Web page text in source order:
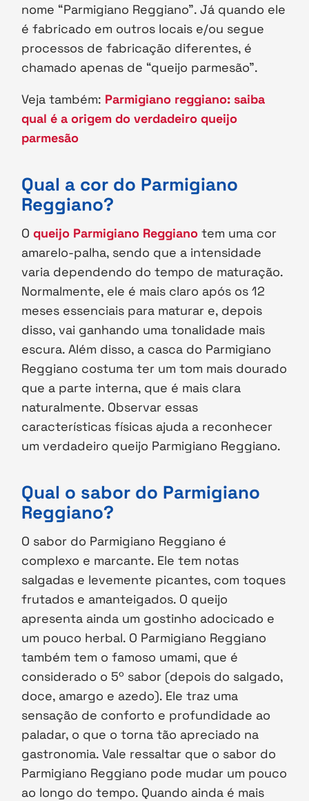
nome “Parmigiano Reggiano”. Já quando ele
é fabricado em outros locais e/ou segue
processos de fabricação diferentes, é
chamado apenas de “queijo parmesão”.
Veja também: Parmigiano reggiano: saiba
qual é a origem do verdadeiro queijo
parmesão
Qual a cor do Parmigiano
Reggiano?
Oqueijo Parmigiano Reggiano tem uma cor
amarelo-palha, sendo que a intensidade
varia dependendo do tempo de maturação.
Normalmente, ele é mais claro após os 12
meses essenciais para maturar e, depois
disso, vai ganhando uma tonalidade mais
escura. Além disso, a casca do Parmigiano
Reggiano costuma ter um tom mais dourado
que a parte interna, que é mais clara
naturalmente. Observar essas
características físicas ajuda a reconhecer
um verdadeiro queijo Parmigiano Reggiano.
Qual o sabor do Parmigiano
Reggiano?
O sabor do Parmigiano Reggiano é
complexo e marcante. Ele tem notas
salgadas e levemente picantes, com toques
frutados e amanteigados. O queijo
apresenta ainda um gostinho adocicado e
um pouco herbal. O Parmigiano Reggiano
também tem o famoso umami, que é
considerado o 5º sabor (depois do salgado,
doce, amargo e azedo). Ele traz uma
sensação de conforto e profundidade ao
paladar, o que o torna tão apreciado na
gastronomia. Vale ressaltar que o sabor do
Parmigiano Reggiano pode mudar um pouco
ao longo do tempo. Quando ainda é mais